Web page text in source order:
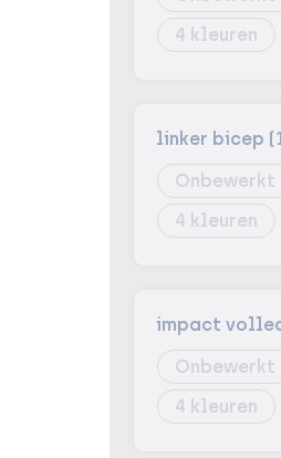
4
linker bicep
Onbewerkt
4
impact
Onbewerkt
4